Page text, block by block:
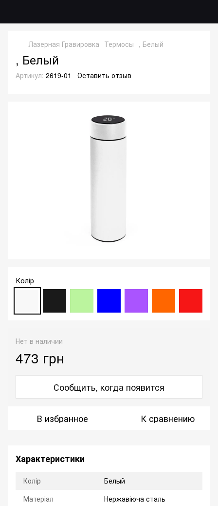
Лазерная Гравировка Термосы , Белый
, Белый
Артикул: 2619-01 Оставить отзыв
Колір
Нет в наличии
473 грн
Сообщить, когда появится
В избранное К сравнению
Характеристики
Колір
Белый
Матеріал
Нержавіюча сталь